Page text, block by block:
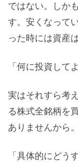
ではない。しか
す。安くなって
った時には資産
「何に投資して
実はそれすら考
る株式全銘柄を
ありませんから。
「具体的にどう